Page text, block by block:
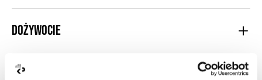
Dożywocie
Powrót Posła